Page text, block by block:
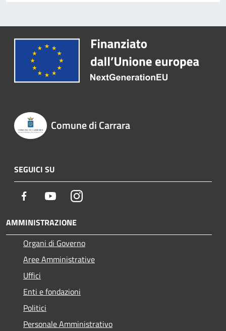
Comune di Carrara
SEGUICI SU
Facebook YoutubeInstagram
AMMINISTRAZIONE
Organi di Governo
Aree Amministrative
Uffici
Enti e fondazioni
Politici
Personale Amministrativo